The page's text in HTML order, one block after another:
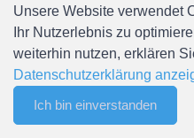
Merkliste
T22RRWS
T22RRWS Tasterkappe
Schlegel
CHF 0.30
Unsere Website verwendet
Ihr Nutzerlebnis zu
weiterhin nutzen, erklären
Datenschutzerklärung
Ich bin einverstanden